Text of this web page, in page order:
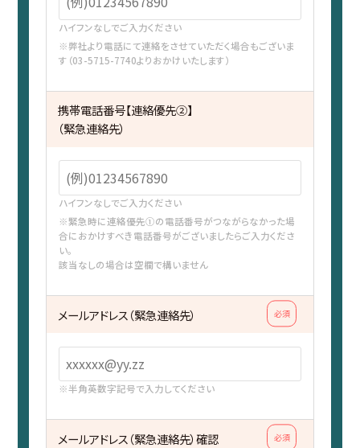
ハイフンなしでご入力ください
※弊社より電話にて連絡をさせていただく場合もございま
す（03-5715-7740よりおかけいたします）
携帯電話番号【連絡優先②】
（緊急連絡先）
ハイフンなしでご入力ください
※緊急時に連絡優先①の電話番号がつながらなかった場
合におかけすべき電話番号がございましたらご入力くださ
い。
該当なしの場合は空欄で構いません
必須
メールアドレス（緊急連絡先）
※半角英数字記号で入力してください
必須
メールアドレス（緊急連絡先）確認